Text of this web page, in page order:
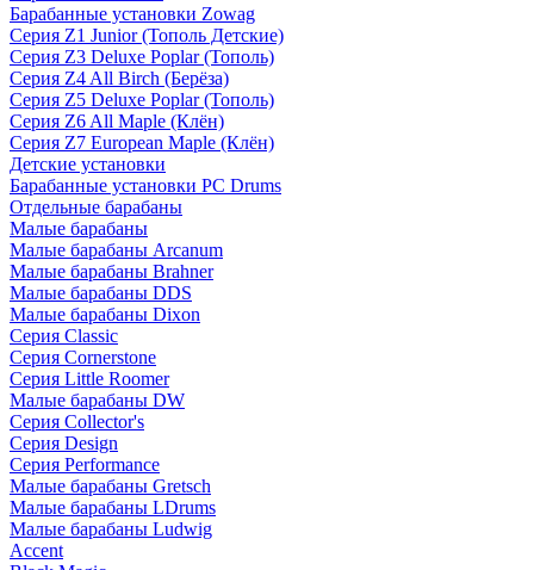
Барабанные установки Zowag
Серия Z1 Junior (Тополь Детские)
Серия Z3 Deluxe Poplar (Тополь)
Серия Z4 All Birch (Берёза)
Серия Z5 Deluxe Poplar (Тополь)
Серия Z6 All Maple (Клён)
Серия Z7 European Maple (Клён)
Детские установки
Барабанные установки PC Drums
Отдельные барабаны
Малые барабаны
Малые барабаны Arcanum
Малые барабаны Brahner
Малые барабаны DDS
Малые барабаны Dixon
Серия Classic
Серия Cornerstone
Серия Little Roomer
Малые барабаны DW
Серия Collector's
Серия Design
Серия Performance
Малые барабаны Gretsch
Малые барабаны LDrums
Малые барабаны Ludwig
Accent